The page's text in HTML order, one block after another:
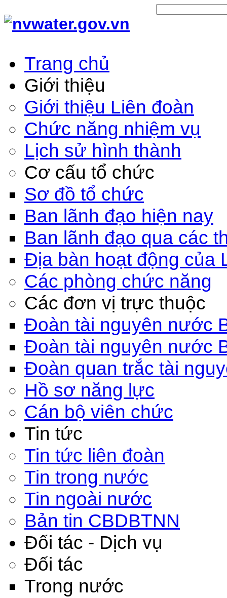
Trang chủ
Giới thiệu
Giới thiệu Liên đoàn
Chức năng nhiệm vụ
Lịch sử hình thành
Cơ cấu tổ chức
Sơ đồ tổ chức
Ban lãnh đạo hiện nay
Ban lãnh đạo qua các
Địa bàn hoạt động của
Các phòng chức năng
Các đơn vị trực thuộc
Đoàn tài nguyên nước
Đoàn tài nguyên nước
Đoàn quan trắc tài
Hồ sơ năng lực
Cán bộ viên chức
Tin tức
Tin tức liên đoàn
Tin trong nước
Tin ngoài nước
Bản tin CBDBTNN
Đối tác - Dịch vụ
Đối tác
Trong nước